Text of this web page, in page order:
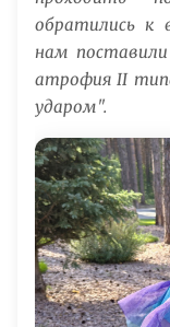
обратились к
нам
атрофия II
ударом".